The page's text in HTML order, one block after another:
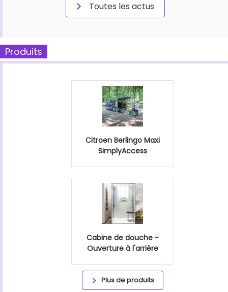
Toutes les actus
Produits
Citroen Berlingo Maxi
SimplyAccess
Cabine de douche -
Ouverture à l'arrière
Plus de produits